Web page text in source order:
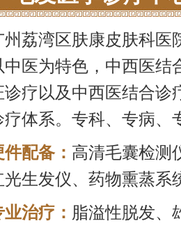
州荔湾区肤康皮肤科医
中医为特色，中西医结
诊疗以及中西医结合诊
疗体系。专科、专病、
件配备： 高清毛囊检测
生发仪、药物熏蒸系
业治疗： 脂溢性脱发、